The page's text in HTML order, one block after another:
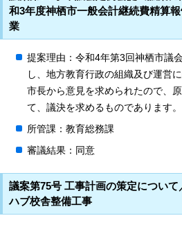
和3年度神栖市一般会計継続費精算
業
提案理由：令和4年第3回神栖市議
し、地方教育行政の組織及び運営
市長から意見を求められたので、
て、議決を求めるものであります。
所管課：教育総務課
審議結果：同意
議案第75号 工事計画の策定につい
ハブ校舎整備工事